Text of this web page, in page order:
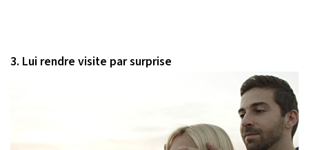
3. Lui rendre visite par surprise